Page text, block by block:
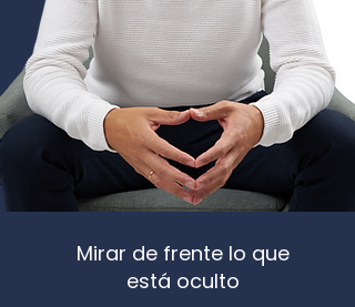
Mirar de frente lo que
está oculto